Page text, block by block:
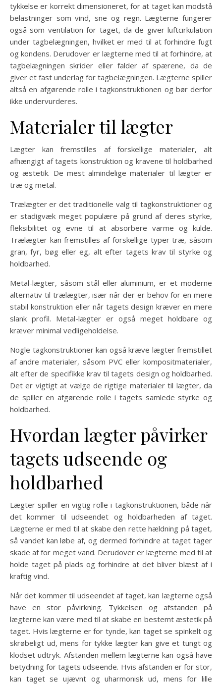
tykkelse er korrekt dimensioneret, for at taget kan modstå
belastninger som vind, sne og regn. Lægterne fungerer
også som ventilation for taget, da de giver luftcirkulation
under tagbelægningen, hvilket er med til at forhindre fugt
og kondens. Derudover er lægterne med til at forhindre, at
tagbelægningen skrider eller falder af spærene, da de
giver et fast underlag for tagbelægningen. Lægterne spiller
altså en afgørende rolle i tagkonstruktionen og bør derfor
ikke undervurderes.
Materialer til lægter
Lægter kan fremstilles af forskellige materialer, alt
afhængigt af tagets konstruktion og kravene til holdbarhed
og æstetik. De mest almindelige materialer til lægter er
træ og metal.
Trælægter er det traditionelle valg til tagkonstruktioner og
er stadigvæk meget populære på grund af deres styrke,
fleksibilitet og evne til at absorbere varme og kulde.
Trælægter kan fremstilles af forskellige typer træ, såsom
gran, fyr, bøg eller eg, alt efter tagets krav til styrke og
holdbarhed.
Metal-lægter, såsom stål eller aluminium, er et moderne
alternativ til trælægter, især når der er behov for en mere
stabil konstruktion eller når tagets design kræver en mere
slank profil. Metal-lægter er også meget holdbare og
kræver minimal vedligeholdelse.
Nogle tagkonstruktioner kan også kræve lægter fremstillet
af andre materialer, såsom PVC eller kompositmaterialer,
alt efter de specifikke krav til tagets design og holdbarhed.
Det er vigtigt at vælge de rigtige materialer til lægter, da
de spiller en afgørende rolle i tagets samlede styrke og
holdbarhed.
Hvordan lægter påvirker
tagets udseende og
holdbarhed
Lægter spiller en vigtig rolle i tagkonstruktionen, både når
det kommer til udseendet og holdbarheden af taget.
Lægterne er med til at skabe den rette hældning på taget,
så vandet kan løbe af, og dermed forhindre at taget tager
skade af for meget vand. Derudover er lægterne med til at
holde taget på plads og forhindre at det bliver blæst af i
kraftig vind.
Når det kommer til udseendet af taget, kan lægterne også
have en stor påvirkning. Tykkelsen og afstanden på
lægterne kan være med til at skabe en bestemt æstetik på
taget. Hvis lægterne er for tynde, kan taget se spinkelt og
skrøbeligt ud, mens for tykke lægter kan give et tungt og
klodset udtryk. Afstanden mellem lægterne kan også have
betydning for tagets udseende. Hvis afstanden er for stor,
kan taget se ujævnt og uharmonisk ud, mens for lille